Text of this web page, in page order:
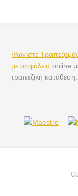
Ψωνίστε
με ασφάλεια online
τραπεζική κατάθεση.